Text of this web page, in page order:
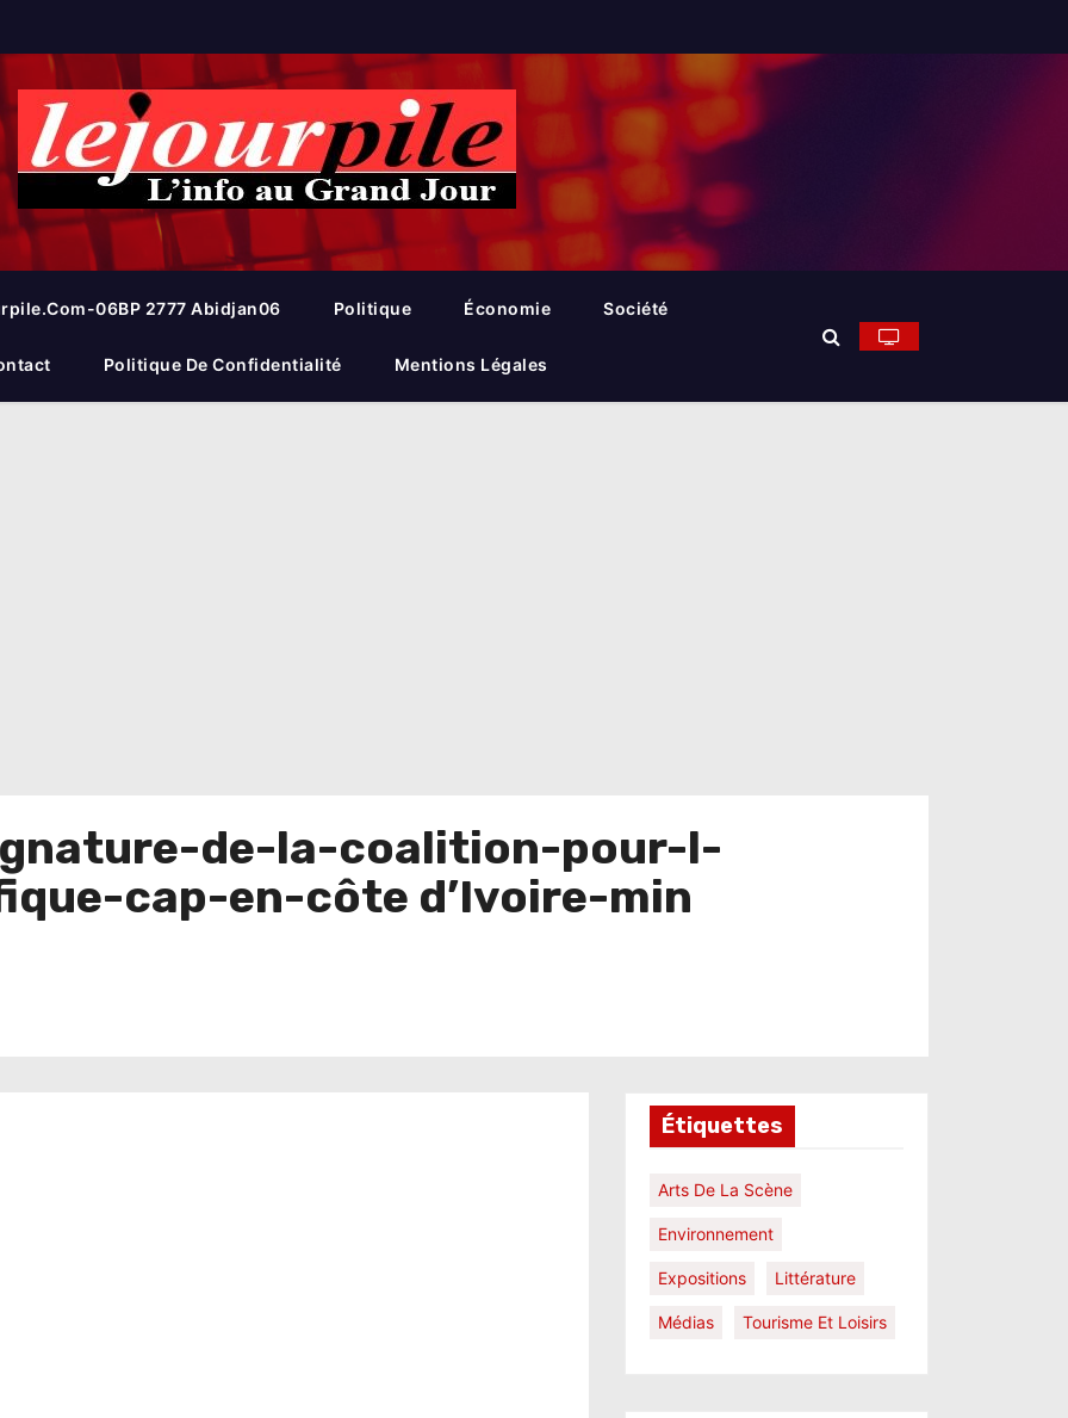
06BP 2777 Abidjan06 Politique Économie Société
Politique De Confidentialité Mentions Légales
de-la-coalition-pour-l-
cap-en-côte d’Ivoire-min
Étiquettes
Arts De La Scène
Environnement
Expositions Littérature
Médias Tourisme Et Loisirs